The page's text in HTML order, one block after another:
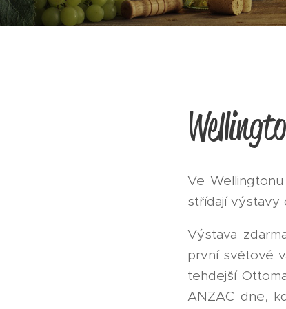
Ve
střídají výstavy
Výstava
první světové
tehdejší
ANZAC dne,